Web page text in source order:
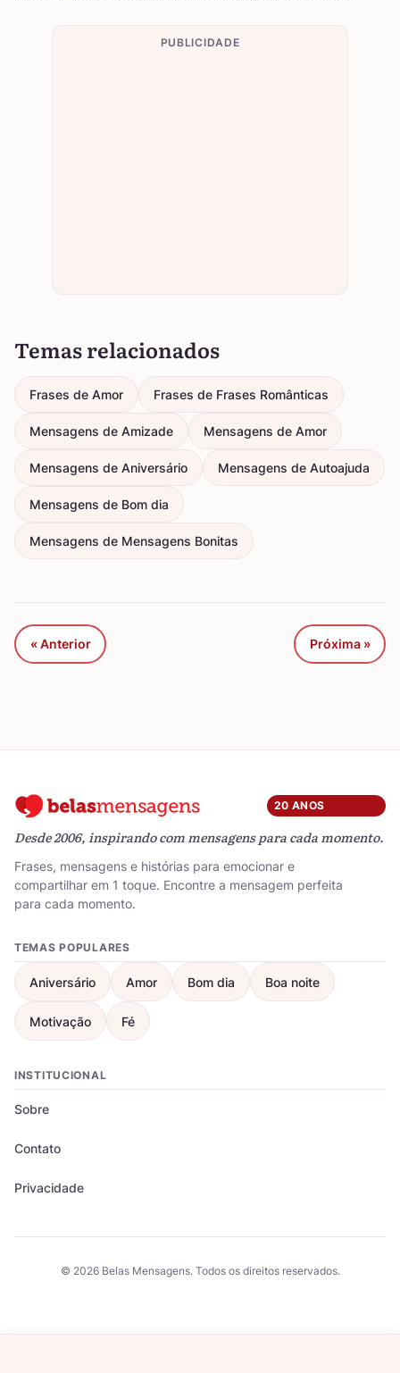
PUBLICIDADE
Temas relacionados
Frases de Amor Frases de Frases Românticas
Mensagens de Amizade Mensagens de Amor
Mensagens de Aniversário Mensagens de Autoajuda
Mensagens de Bom dia
Mensagens de Mensagens Bonitas
« Anterior Próxima »
20 ANOS
Desde 2006, inspirando com mensagens para cada momento.
Frases, mensagens e histórias para emocionar e
compartilhar em 1 toque. Encontre a mensagem perfeita
para cada momento.
TEMAS POPULARES
Aniversário Amor Bom dia Boa noite
Motivação Fé
INSTITUCIONAL
Sobre
Contato
Privacidade
© 2026 Belas Mensagens. Todos os direitos reservados.